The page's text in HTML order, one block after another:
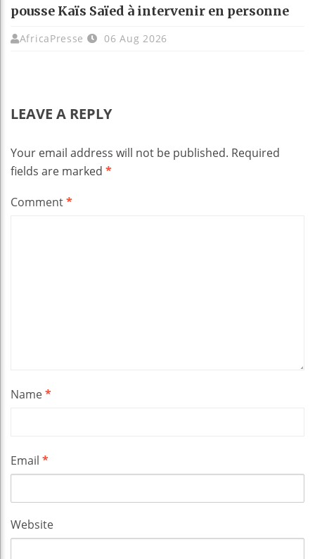
pousse Kaïs Saïed à intervenir en personne
AfricaPresse 06 Aug 2026
LEAVE A REPLY
Your email address will not be published. Required
fields are marked *
Comment*
Name*
Email *
Website